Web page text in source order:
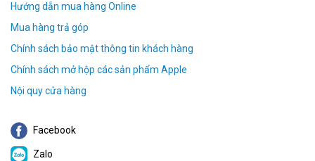
Hướng dẫn mua hàng Online
Mua hàng trả góp
Chính sách bảo mật thông tin khách hàng
Chính sách mở hộp các sản phẩm Apple
Nội quy cửa hàng
Facebook
Zalo